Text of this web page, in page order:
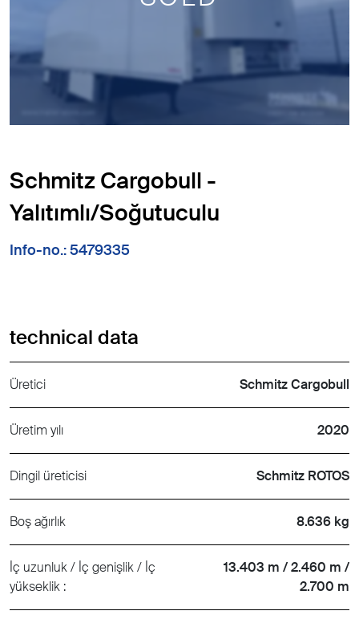
Schmitz Cargobull -
Yalıtımlı/Soğutuculu
Info-no.: 5479335
technical data
Üretici Schmitz Cargobull
Üretim yılı 2020
Dingil üreticisi Schmitz ROTOS
Boş ağırlık 8.636 kg
İç uzunluk / İç genişlik / İç
yükseklik :
13.403 m / 2.460 m /
2.700 m